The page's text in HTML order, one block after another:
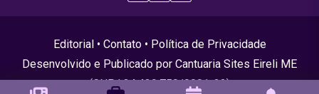
Editorial • Contato• Política de Privacidade
Desenvolvido e Publicado por Cantuaria Sites Eireli ME
(CNPJ 24.439.750/0001-22)